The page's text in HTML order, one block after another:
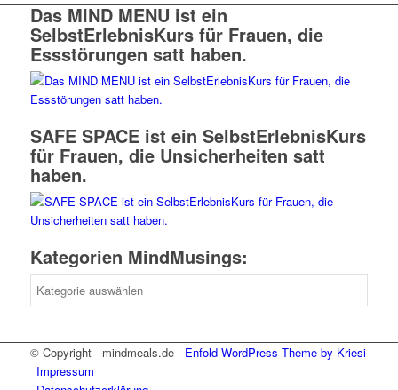
Das MIND MENU ist ein
SelbstErlebnisKurs für Frauen, die
Essstörungen satt haben.
SAFE SPACE ist ein SelbstErlebnisKurs
für Frauen, die Unsicherheiten satt
haben.
Kategorien MindMusings:
MindMusings:
© Copyright - mindmeals.de - Enfold WordPress Theme by Kriesi
Impressum